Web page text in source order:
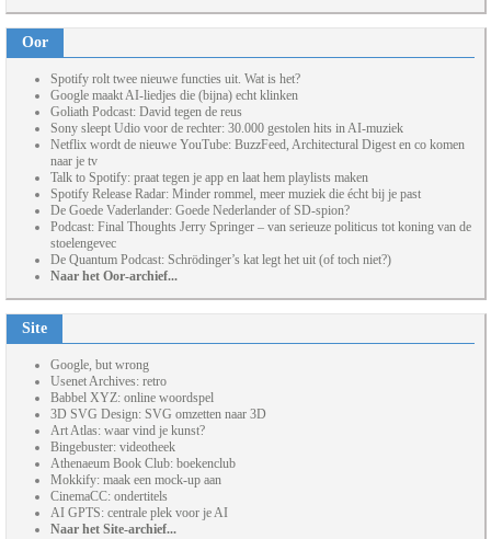
Oor
Spotify rolt twee nieuwe functies uit. Wat is het?
Google maakt AI-liedjes die (bijna) echt klinken
Goliath Podcast: David tegen de reus
Sony sleept Udio voor de rechter: 30.000 gestolen hits in AI-muziek
Netflix wordt de nieuwe YouTube: BuzzFeed, Architectural Digest en co komen
naar je tv
Talk to Spotify: praat tegen je app en laat hem playlists maken
Spotify Release Radar: Minder rommel, meer muziek die écht bij je past
De Goede Vaderlander: Goede Nederlander of SD-spion?
Podcast: Final Thoughts Jerry Springer – van serieuze politicus tot koning van de
stoelengevec
De Quantum Podcast: Schrödinger’s kat legt het uit (of toch niet?)
Naar het Oor-archief...
Site
Google, but wrong
Usenet Archives: retro
Babbel XYZ: online woordspel
3D SVG Design: SVG omzetten naar 3D
Art Atlas: waar vind je kunst?
Bingebuster: videotheek
Athenaeum Book Club: boekenclub
Mokkify: maak een mock-up aan
CinemaCC: ondertitels
AI GPTS: centrale plek voor je AI
Naar het Site-archief...